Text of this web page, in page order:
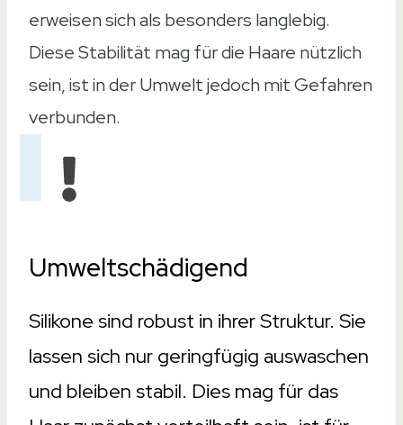
erweisen sich als besonders langlebig.
Diese Stabilität mag für die Haare nützlich
sein, ist in der Umwelt jedoch mit Gefahren
verbunden.
Umweltschädigend
Silikone sind robust in ihrer Struktur. Sie
lassen sich nur geringfügig auswaschen
und bleiben stabil. Dies mag für das